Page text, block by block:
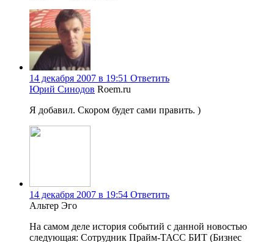
14 декабря 2007 в 19:51 Ответить
Юрий Синодов Roem.ru
Я добавил. Скором будет сами править. )
14 декабря 2007 в 19:54 Ответить
Альтер Эго
На самом деле история событий с данной новостью
следующая: Сотрудник Прайм-ТАСС БИТ (Бизнес